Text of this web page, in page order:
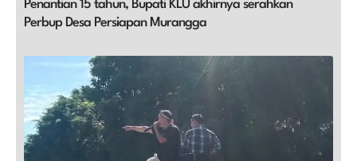
Penantian 15 tahun, Bupati KLU akhirnya serahkan
Perbup Desa Persiapan Murangga